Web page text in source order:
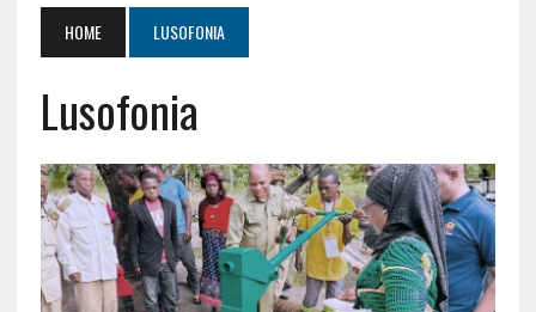
HOME LUSOFONIA
Lusofonia